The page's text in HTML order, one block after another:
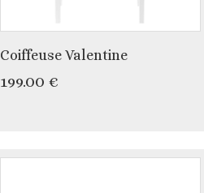
Coiffeuse Valentine
199.00 €